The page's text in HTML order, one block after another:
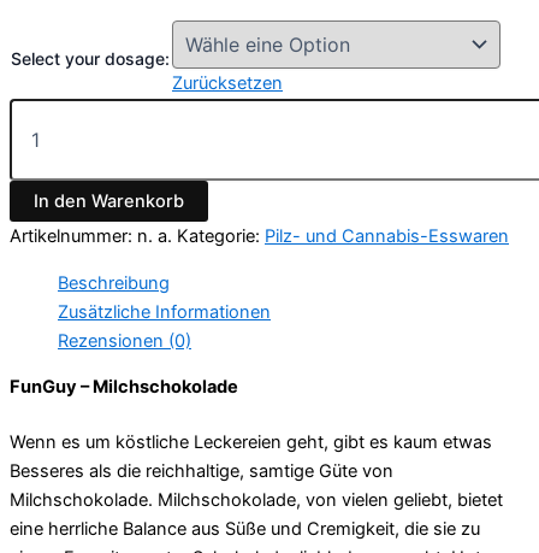
Select your dosage:
Zurücksetzen
In den Warenkorb
Artikelnummer: n. a. Kategorie: Pilz- und Cannabis-Esswaren
Beschreibung
Zusätzliche Informationen
Rezensionen (0)
FunGuy – Milchschokolade
Wenn es um köstliche Leckereien geht, gibt es kaum etwas
Besseres als die reichhaltige, samtige Güte von
Milchschokolade. Milchschokolade, von vielen geliebt, bietet
eine herrliche Balance aus Süße und Cremigkeit, die sie zu
werden